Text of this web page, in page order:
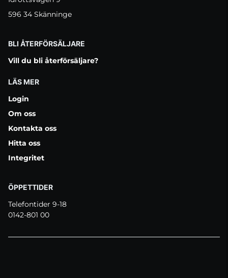
596 34 Skänninge
BLI ÅTERFÖRSÄLJARE
Vill du bli återförsäljare?
LÄS MER
Login
Om oss
Kontakta oss
Hitta oss
Integritet
ÖPPETTIDER
Telefontider 9-18
0142-801 00